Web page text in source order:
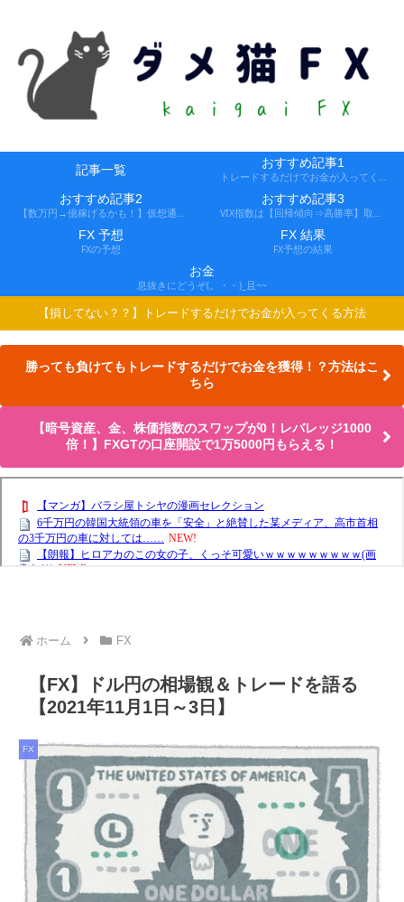
記事一覧 おすすめ記事1
おすすめ記事2 おすすめ記事3
FX 予想
FXの予想
FX 結果
FX予想の結果
お金
息抜きにどうぞ(。・・)_且~~
【損してない？？】トレードするだけでお金が入ってくる方法
勝っても負けてもトレードするだけでお金を獲得！？方法はこ
ちら
【暗号資産、金、株価指数のスワップが0！レバレッジ1000
倍！】FXGTの口座開設で1万5000円もらえる！
ホーム FX
【FX】ドル円の相場観＆トレードを語る
【2021年11月1日～3日】
FX